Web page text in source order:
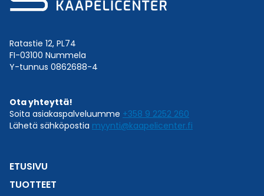
Ratastie 12, PL74
FI-03100 Nummela
Y-tunnus 0862688-4
Ota yhteyttä!
Soita asiakaspalveluumme +358 9 2252 260
Lähetä sähköpostia myynti@kaapelicenter.fi
ETUSIVU
TUOTTEET